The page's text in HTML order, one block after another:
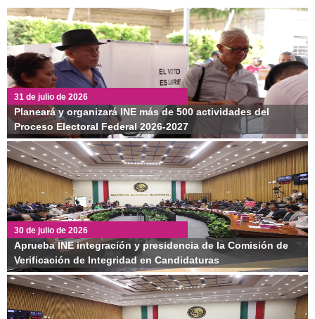
31 de julio de 2026
Planeará y organizará INE más de 500 actividades del
Proceso Electoral Federal 2026‑2027
30 de julio de 2026
Aprueba INE integración y presidencia de la Comisión de
Verificación de Integridad en Candidaturas